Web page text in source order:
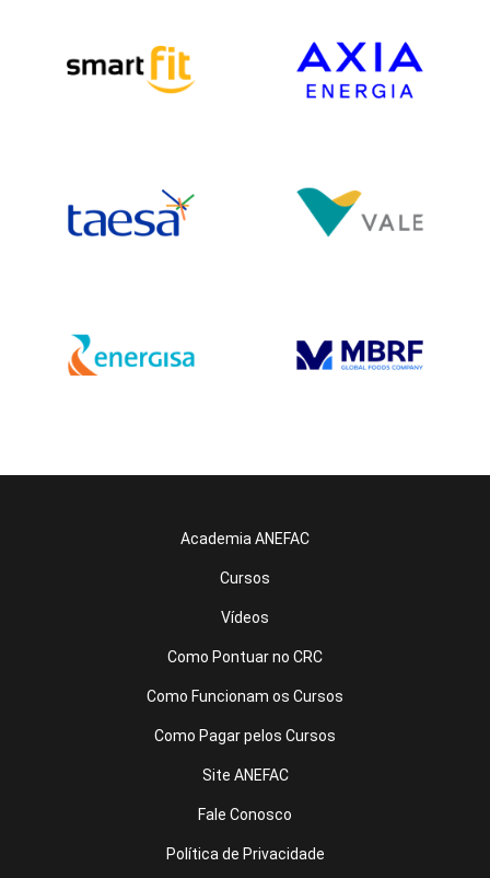
Academia ANEFAC
Cursos
Vídeos
Como Pontuar no CRC
Como Funcionam os Cursos
Como Pagar pelos Cursos
Site ANEFAC
Fale Conosco
Política de Privacidade